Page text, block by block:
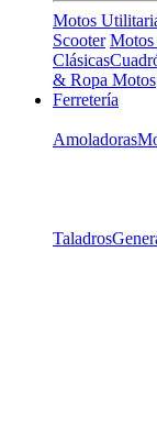
Motos
Scooter Motos
Clásicas
& Ropa Motos
Ferretería
Amoladoras
Taladros